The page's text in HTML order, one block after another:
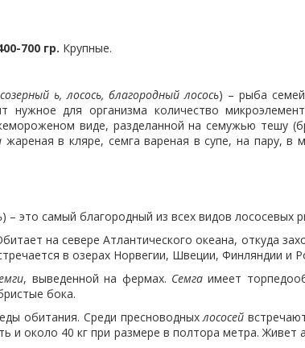
700 гр. Крупные.
ь, лосось, благородный лосось) – рыба
нужное для организма количество
виде, разделанной на семужью тешу
жареная в кляре, семга вареная в супе, на пару, в
) – это самый благородный из всех видов лососевых
на севере Атлантического океана, откуда
в озерах Норвегии, Швеции, Финляндии и
, выведенной на фермах. Семга имеет
бока.
обитания. Среди пресноводныхлососей
и около 40 кг при размере в полтора метра. Живет